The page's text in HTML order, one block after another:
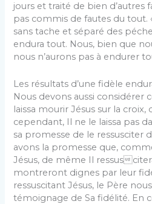
jours et traité de bien d’autres
pas commis de fautes du tout.
sans tache et séparé des
endura tout. Nous, bien que
nous n’aurons pas à endurer
Les résultats d’une fidèle
Nous devons aussi considérer
laissa mourir Jésus sur la
cependant, Il ne le laissa pas
sa promesse de le ressusciter
avons la promesse que,
Jésus, de même Il ressus
montreront dignes par leur
ressuscitant Jésus, le Père
témoignage de Sa fidélité. En